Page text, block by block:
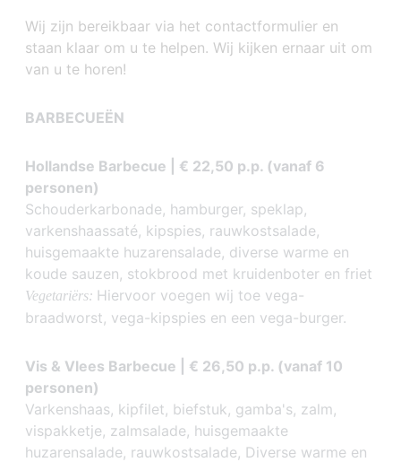
Wij zijn bereikbaar via het contactformulier en
staan klaar om u te helpen. Wij kijken ernaar uit om
van u te horen!
BARBECUEËN
Hollandse Barbecue | € 22,50 p.p. (vanaf 6
personen)
Schouderkarbonade, hamburger, speklap,
varkenshaassaté, kipspies, rauwkostsalade,
huisgemaakte huzarensalade, diverse warme en
koude sauzen, stokbrood met kruidenboter en friet
Vegetariërs: Hiervoor voegen wij toe vega-
braadworst, vega-kipspies en een vega-burger.
Vis & Vlees Barbecue | € 26,50 p.p. (vanaf 10
personen)
Varkenshaas, kipfilet, biefstuk, gamba's, zalm,
vispakketje, zalmsalade, huisgemaakte
huzarensalade, rauwkostsalade, Diverse warme en